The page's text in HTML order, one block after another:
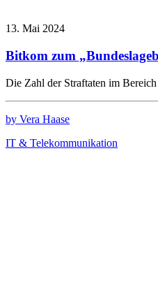
13. Mai 2024
Bitkom zum
Die Zahl der Straftaten im
by Vera Haase
IT & Telekommunikation